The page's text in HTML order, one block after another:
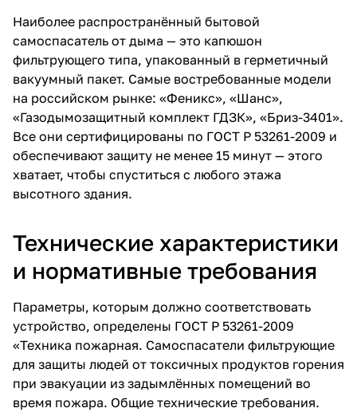
Наиболее распространённый бытовой
самоспасатель от дыма — это капюшон
фильтрующего типа, упакованный в герметичный
вакуумный пакет. Самые востребованные модели
на российском рынке: «Феникс», «Шанс»,
«Газодымозащитный комплект ГДЗК», «Бриз-3401».
Все они сертифицированы по ГОСТ Р 53261-2009 и
обеспечивают защиту не менее 15 минут — этого
хватает, чтобы спуститься с любого этажа
высотного здания.
Технические характеристики
и нормативные требования
Параметры, которым должно соответствовать
устройство, определены ГОСТ Р 53261-2009
«Техника пожарная. Самоспасатели фильтрующие
для защиты людей от токсичных продуктов горения
при эвакуации из задымлённых помещений во
время пожара. Общие технические требования.